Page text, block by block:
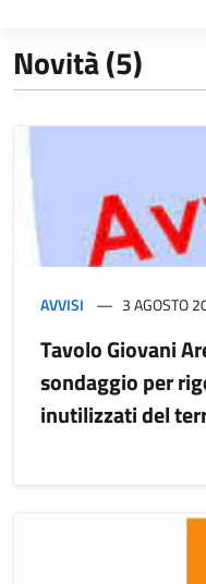
Novità (5)
AVVISI 3 AGOSTO
Tavolo Giovani
sondaggio per
inutilizzati del